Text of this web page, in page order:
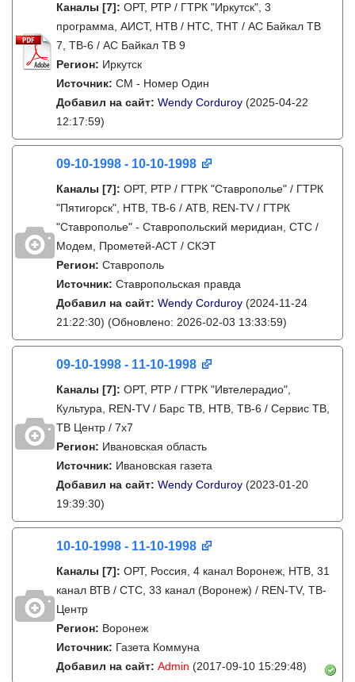
Каналы [7]: ОРТ, РТР / ГТРК "Иркутск", 3
программа, АИСТ, НТВ / НТС, ТНТ / АС Байкал ТВ
7, ТВ-6 / АС Байкал ТВ 9
Регион: Иркутск
Источник: СМ - Номер Один
Добавил на сайт: Wendy Corduroy (2025-04-22
12:17:59)
09-10-1998 - 10-10-1998
Каналы [7]: ОРТ, РТР / ГТРК "Ставрополье" / ГТРК
"Пятигорск", НТВ, ТВ-6 / АТВ, REN-TV / ГТРК
"Ставрополье" - Ставропольский меридиан, СТС /
Модем, Прометей-АСТ / СКЭТ
Регион: Ставрополь
Источник: Ставропольская правда
Добавил на сайт: Wendy Corduroy (2024-11-24
21:22:30) (Обновлено: 2026-02-03 13:33:59)
09-10-1998 - 11-10-1998
Каналы [7]: ОРТ, РТР / ГТРК "Ивтелерадио",
Культура, REN-TV / Барс ТВ, НТВ, ТВ-6 / Сервис ТВ,
ТВ Центр / 7х7
Регион: Ивановская область
Источник: Ивановская газета
Добавил на сайт: Wendy Corduroy (2023-01-20
19:39:30)
10-10-1998 - 11-10-1998
Каналы [7]: ОРТ, Россия, 4 канал Воронеж, НТВ, 31
канал ВТВ / СТС, 33 канал (Воронеж) / REN-TV, ТВ-
Центр
Регион: Воронеж
Источник: Газета Коммуна
Добавил на сайт: Admin (2017-09-10 15:29:48)